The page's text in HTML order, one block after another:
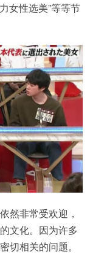
女性选美”等等节
然非常受欢迎，
文化。因为许多
切相关的问题。